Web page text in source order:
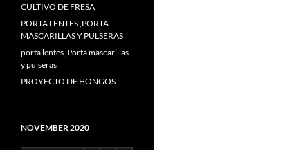
CULTIVO DE FRESA
PORTA LENTES ,PORTA
MASCARILLAS Y PULSERAS
porta lentes ,Porta mascarillas
y pulseras
PROYECTO DE HONGOS
NOVEMBER 2020